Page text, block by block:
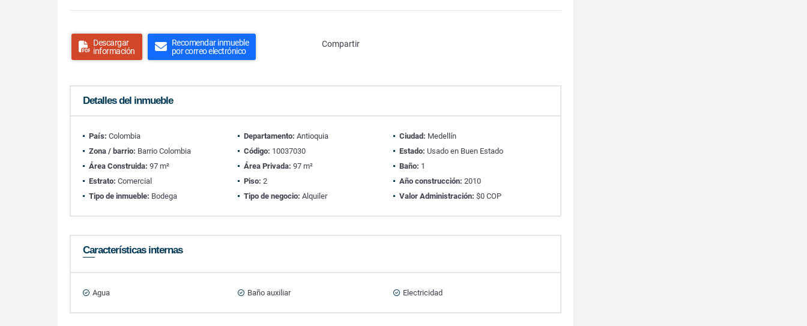
Descargar
información
Recomendar inmueble
por correo electrónico
Compartir
Detalles del inmueble
País: Colombia Departamento: Antioquia Ciudad: Medellín
Zona / barrio: Barrio Colombia Código: 10037030 Estado: Usado en Buen Estado
Área Construida: 97 m² Área Privada: 97 m² Baño: 1
Estrato: Comercial Piso: 2 Año construcción: 2010
Tipo de inmueble: Bodega Tipo de negocio: Alquiler Valor Administración: $0 COP
Características internas
Agua Baño auxiliar Electricidad